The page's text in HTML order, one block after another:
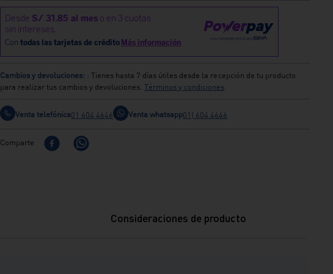
Cambios y devoluciones: : Tienes hasta 7 días útiles desde la recepción de tu producto
para realizar tus cambios y devoluciones.Términos y condiciones
Venta telefónica01 604 4646 Venta whatsapp01) 604 4646
Comparte
Consideraciones de producto